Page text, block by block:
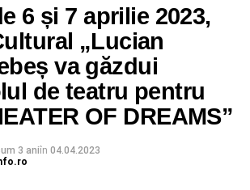
6 și 7 aprilie 2023,
„Lucian
va găzdui
de teatru pentru
OF DREAMS”
3 aniîn 04.04.2023